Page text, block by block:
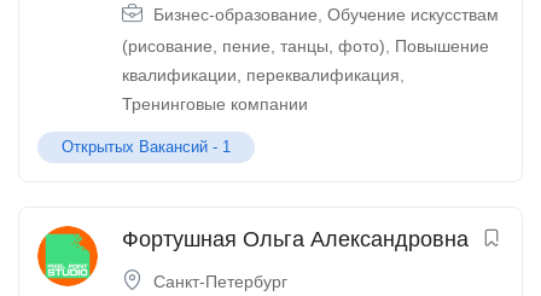
Бизнес-образование Обучение искусствам
(рисование, пение, танцы, фото)
Повышение
квалификации, переквалификация
Тренинговые компании
Открытых Вакансий - 1
Фортушная Ольга Александровна
Санкт-Петербург